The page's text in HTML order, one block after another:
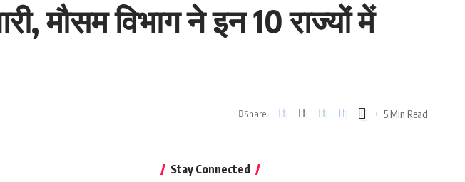
मौसम विभाग ने इन 10 राज्यों में
Share 5 Min Read
Stay Connected